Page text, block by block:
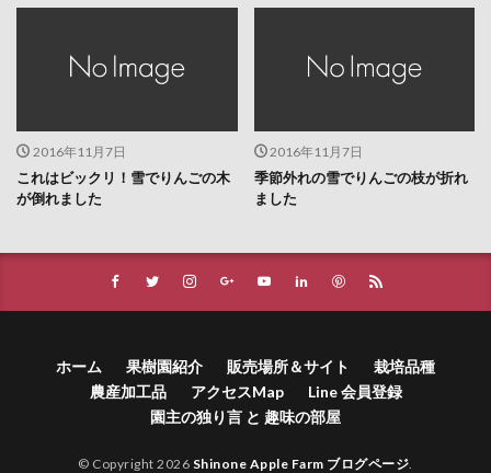
2016年11月7日
これはビックリ！雪でりんごの木
が倒れました
2016年11月7日
季節外れの雪でりんごの枝が折れ
ました
ホーム 果樹園紹介 販売場所＆サイト
栽培品種
農産加工品
アクセスMap
Line 会員登録
園主の独り言 と 趣味の部屋
© Copyright 2026 Shinone Apple Farm ブログページ.